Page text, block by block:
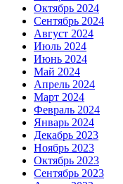
Октябрь 2024
Сентябрь 2024
Август 2024
Июль 2024
Июнь 2024
Май 2024
Апрель 2024
Март 2024
Февраль 2024
Январь 2024
Декабрь 2023
Ноябрь 2023
Октябрь 2023
Сентябрь 2023